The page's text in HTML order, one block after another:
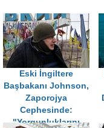
Eski İngiltere
Başbakanı Johnson,
Zaporojya
Cephesinde:
"Yorgunluklarını